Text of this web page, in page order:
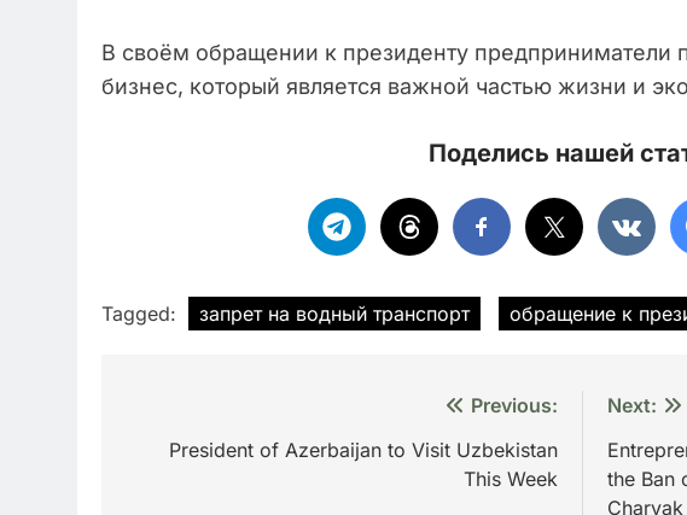
В своём обращении к президенту предприниматели
бизнес, который является важной частью жизни и
Поделись нашей
Tagged: запрет на водный транспорт обращение к
Previous:
President of Azerbaijan to Visit Uzbekistan
This Week
Next:
the Ban
Charvak